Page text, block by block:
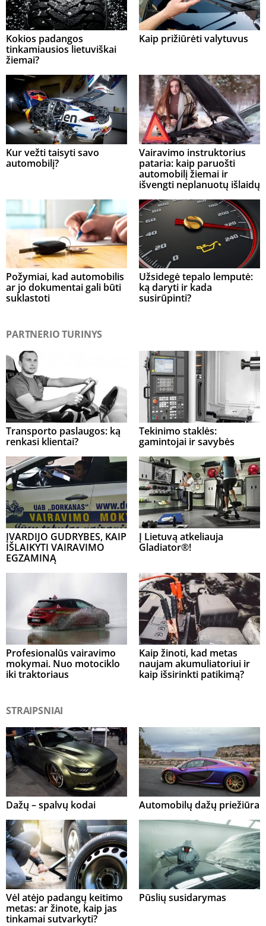
Kokios padangos
tinkamiausios lietuviškai
žiemai?
Kaip prižiūrėti valytuvus
Kur vežti taisyti savo
automobilį?
Vairavimo instruktorius
pataria: kaip paruošti
automobilį žiemai ir
išvengti neplanuotų išlaidų
Požymiai, kad automobilis
ar jo dokumentai gali būti
suklastoti
Užsidegė tepalo lemputė:
ką daryti ir kada
susirūpinti?
PARTNERIO TURINYS
Transporto paslaugos: ką
renkasi klientai?
Tekinimo staklės:
gamintojai ir savybės
ĮVARDIJO GUDRYBES, KAIP
IŠLAIKYTI VAIRAVIMO
EGZAMINĄ
Į Lietuvą atkeliauja
Gladiator®!
Profesionalūs vairavimo
mokymai. Nuo motociklo
iki traktoriaus
Kaip žinoti, kad metas
naujam akumuliatoriui ir
kaip išsirinkti patikimą?
STRAIPSNIAI
Dažų – spalvų kodai Automobilų dažų priežiūra
Vėl atėjo padangų keitimo
metas: ar žinote, kaip jas
tinkamai sutvarkyti?
Pūslių susidarymas